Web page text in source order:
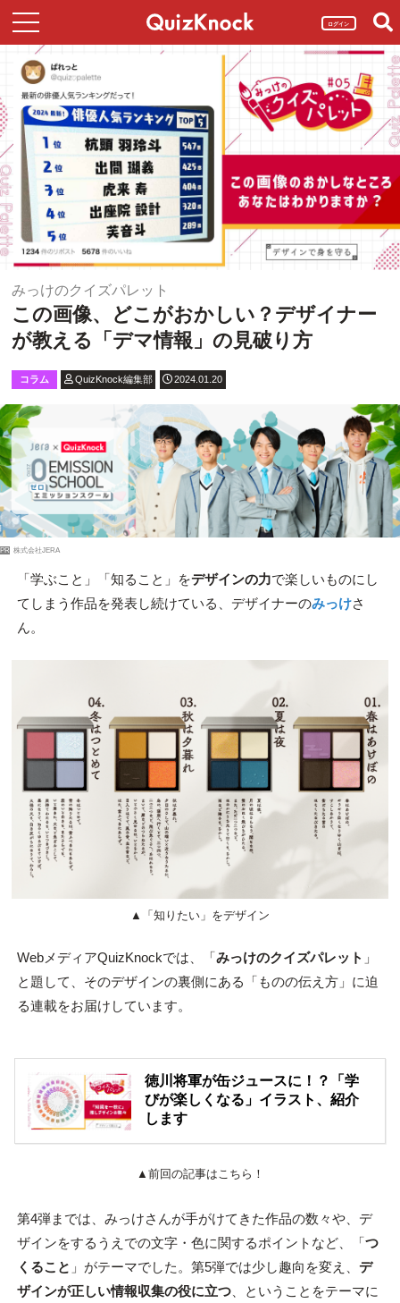
ログイン
みっけのクイズパレット
この画像、どこがおかしい？デザイナー
が教える「デマ情報」の見破り方
コラム QuizKnock編集部 2024.01.20
PR 株式会社JERA
「学ぶこと」「知ること」をデザインの力で楽しいものにし
てしまう作品を発表し続けている、デザイナーのみっけさ
ん。
▲「知りたい」をデザイン
WebメディアQuizKnockでは、「みっけのクイズパレット 」
と題して、そのデザインの裏側にある「ものの伝え方」に迫
る連載をお届けしています。
徳川将軍が缶ジュースに！？「学
びが楽しくなる」イラスト、紹介
します
▲前回の記事はこちら！
第4弾までは、みっけさんが手がけてきた作品の数々や、デ
ザインをするうえでの文字・色に関するポイントなど、「つ
くること 」がテーマでした。第5弾では少し趣向を変え、 デ
ザインが正しい情報収集の役に立つ、ということをテーマに